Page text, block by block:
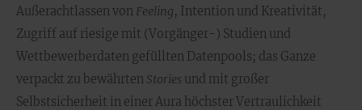
Außerachtlassen von Feeling, Intention und Kreativität,
Zugriff auf riesige mit (Vorgänger-) Studien und
Wettbewerberdaten gefüllten Datenpools; das Ganze
verpackt zu bewährten Stories und mit großer
Selbstsicherheit in einer Aura höchster Vertraulichkeit